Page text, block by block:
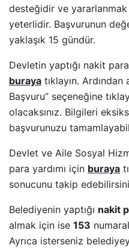
desteğidir ve
yeterlidir. Başvurunun
yaklaşık 15 gündür.
Devletin yaptığı nakit
buraya tıklayın.
Başvuru” seçeneğine
olacaksınız. Bilgileri
başvurunuzu
Devlet ve Aile Sosyal
para yardımı için buraya
sonucunu takip
Belediyenin yaptığı nakit
almak için ise 153
Ayrıca isterseniz